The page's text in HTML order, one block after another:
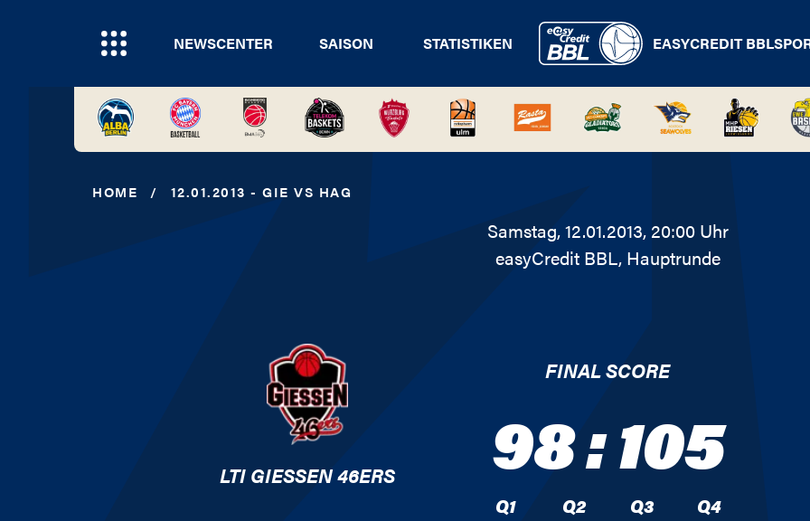
NEWSCENTER SAISON STATISTIKEN EASYCREDIT BBL
HOME / 12.01.2013 - GIE VS HAG
Samstag, 12.01.2013, 20:00 Uhr
easyCredit BBL, Hauptrunde
LTI GIESSEN 46ERS
FINAL SCORE
98:105
Q1
Q2
Q3
Q4